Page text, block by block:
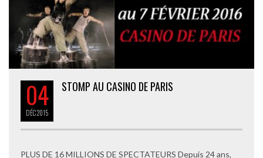
04
DÉC2015
STOMP AU CASINO DE PARIS
PLUS DE 16 MILLIONS DE SPECTATEURS Depuis 24 ans,